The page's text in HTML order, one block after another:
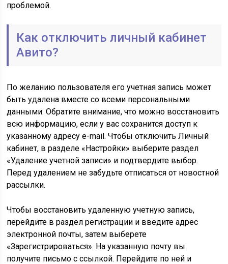
проблемой.
Как отключить личный кабинет
Авито?
По желанию пользователя его учетная запись может
быть удалена вместе со всеми персональными
данными. Обратите внимание, что можно восстановить
всю информацию, если у вас сохранится доступ к
указанному адресу e-mail. Чтобы отключить Личный
кабинет, в разделе «Настройки» выберите раздел
«Удаление учетной записи» и подтвердите выбор.
Перед удалением не забудьте отписаться от новостной
рассылки.
Чтобы восстановить удаленную учетную запись,
перейдите в раздел регистрации и введите адрес
электронной почты, затем выберете
«Зарегистрироваться». На указанную почту вы
получите письмо с ссылкой. Перейдите по ней и